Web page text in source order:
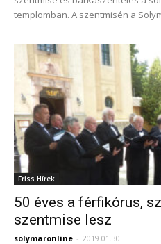
templomban. A szentmisén a
Friss Hírek
50 éves a férfikórus,
szentmise lesz
solymaronline - 2019.01.30.